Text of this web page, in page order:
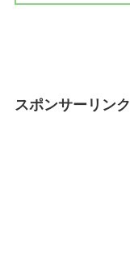
スポンサーリンク